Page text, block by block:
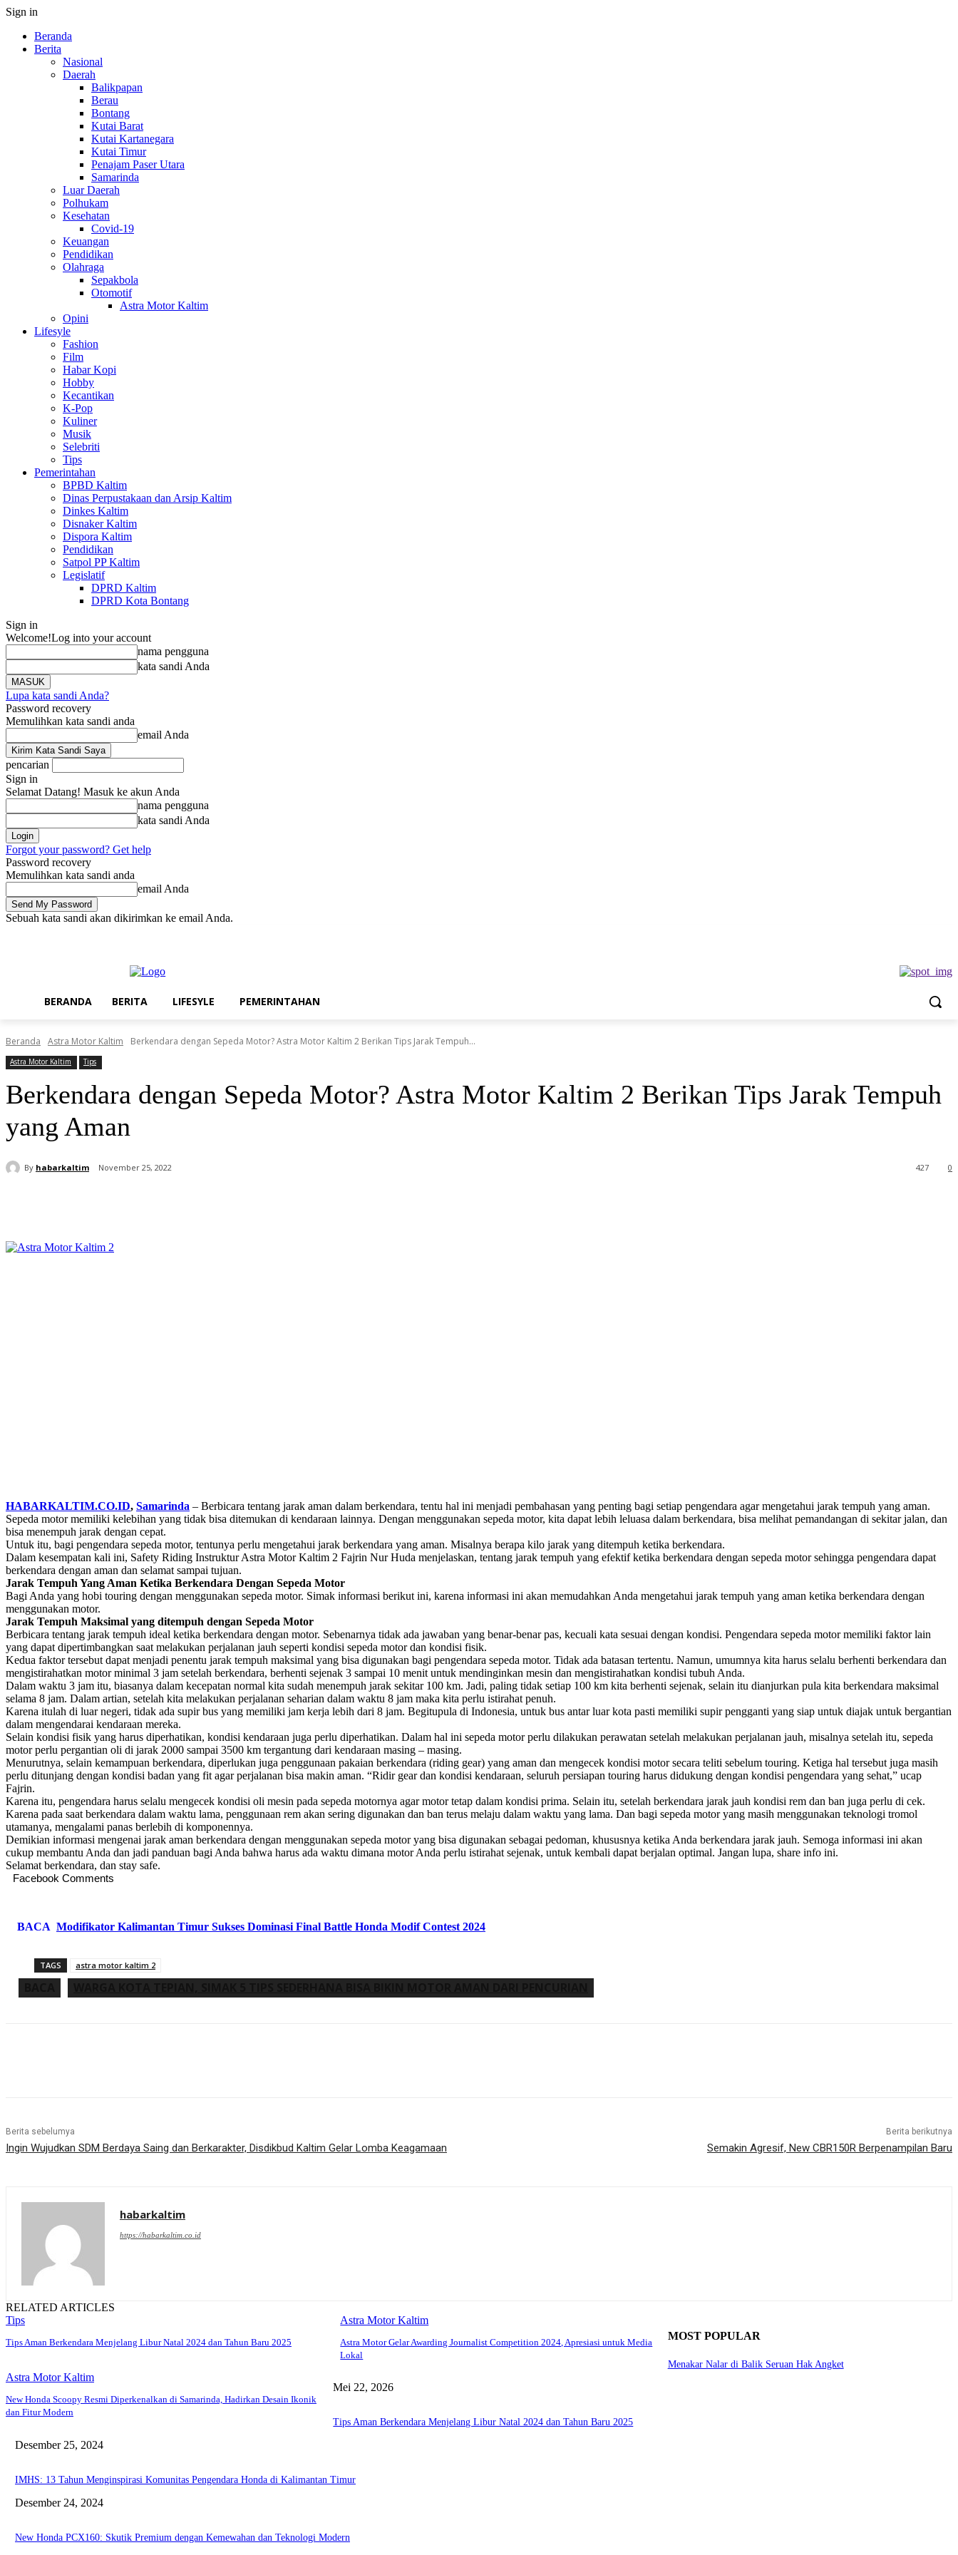
Sign in
Beranda
Berita
Nasional
Daerah
Balikpapan
Berau
Bontang
Kutai Barat
Kutai Kartanegara
Kutai Timur
Penajam Paser Utara
Samarinda
Luar Daerah
Polhukam
Kesehatan
Covid-19
Keuangan
Pendidikan
Olahraga
Sepakbola
Otomotif
Astra Motor Kaltim
Opini
Lifesyle
Fashion
Film
Habar Kopi
Hobby
Kecantikan
K-Pop
Kuliner
Musik
Selebriti
Tips
Pemerintahan
BPBD Kaltim
Dinas Perpustakaan dan Arsip Kaltim
Dinkes Kaltim
Disnaker Kaltim
Dispora Kaltim
Pendidikan
Satpol PP Kaltim
Legislatif
DPRD Kaltim
DPRD Kota Bontang
Sign in
Welcome!Log into your account
nama pengguna
kata sandi Anda
Lupa kata sandi Anda?
Password recovery
Memulihkan kata sandi anda
email Anda
pencarian
Sign in
Selamat Datang! Masuk ke akun Anda
nama pengguna
kata sandi Anda
Forgot your password? Get help
Password recovery
Memulihkan kata sandi anda
email Anda
Sebuah kata sandi akan dikirimkan ke email Anda.
BERANDA BERITA LIFESYLE PEMERINTAHAN
Beranda Astra Motor Kaltim Berkendara dengan Sepeda Motor? Astra Motor Kaltim 2 Berikan Tips Jarak Tempuh...
Astra Motor Kaltim Tips
Berkendara dengan Sepeda Motor? Astra Motor Kaltim 2 Berikan Tips Jarak Tempuh
yang Aman
By habarkaltim November 25, 2022 0
427
HABARKALTIM.CO.ID, Samarinda – Berbicara tentang jarak aman dalam berkendara, tentu hal ini menjadi pembahasan yang penting bagi setiap pengendara agar mengetahui jarak tempuh yang aman.
Sepeda motor memiliki kelebihan yang tidak bisa ditemukan di kendaraan lainnya. Dengan menggunakan sepeda motor, kita dapat lebih leluasa dalam berkendara, bisa melihat pemandangan di sekitar jalan, dan
bisa menempuh jarak dengan cepat.
Untuk itu, bagi pengendara sepeda motor, tentunya perlu mengetahui jarak berkendara yang aman. Misalnya berapa kilo jarak yang ditempuh ketika berkendara.
Dalam kesempatan kali ini, Safety Riding Instruktur Astra Motor Kaltim 2 Fajrin Nur Huda menjelaskan, tentang jarak tempuh yang efektif ketika berkendara dengan sepeda motor sehingga pengendara dapat
berkendara dengan aman dan selamat sampai tujuan.
Jarak Tempuh Yang Aman Ketika Berkendara Dengan Sepeda Motor
Bagi Anda yang hobi touring dengan menggunakan sepeda motor. Simak informasi berikut ini, karena informasi ini akan memudahkan Anda mengetahui jarak tempuh yang aman ketika berkendara dengan
menggunakan motor.
Jarak Tempuh Maksimal yang ditempuh dengan Sepeda Motor
Berbicara tentang jarak tempuh ideal ketika berkendara dengan motor. Sebenarnya tidak ada jawaban yang benar-benar pas, kecuali kata sesuai dengan kondisi. Pengendara sepeda motor memiliki faktor lain
yang dapat dipertimbangkan saat melakukan perjalanan jauh seperti kondisi sepeda motor dan kondisi fisik.
Kedua faktor tersebut dapat menjadi penentu jarak tempuh maksimal yang bisa digunakan bagi pengendara sepeda motor. Tidak ada batasan tertentu. Namun, umumnya kita harus selalu berhenti berkendara dan
mengistirahatkan motor minimal 3 jam setelah berkendara, berhenti sejenak 3 sampai 10 menit untuk mendinginkan mesin dan mengistirahatkan kondisi tubuh Anda.
Dalam waktu 3 jam itu, biasanya dalam kecepatan normal kita sudah menempuh jarak sekitar 100 km. Jadi, paling tidak setiap 100 km kita berhenti sejenak, selain itu dianjurkan pula kita berkendara maksimal
selama 8 jam. Dalam artian, setelah kita melakukan perjalanan seharian dalam waktu 8 jam maka kita perlu istirahat penuh.
Karena itulah di luar negeri, tidak ada supir bus yang memiliki jam kerja lebih dari 8 jam. Begitupula di Indonesia, untuk bus antar luar kota pasti memiliki supir pengganti yang siap untuk diajak untuk bergantian
dalam mengendarai kendaraan mereka.
Selain kondisi fisik yang harus diperhatikan, kondisi kendaraan juga perlu diperhatikan. Dalam hal ini sepeda motor perlu dilakukan perawatan setelah melakukan perjalanan jauh, misalnya setelah itu, sepeda
motor perlu pergantian oli di jarak 2000 sampai 3500 km tergantung dari kendaraan masing – masing.
Menurutnya, selain kemampuan berkendara, diperlukan juga penggunaan pakaian berkendara (riding gear) yang aman dan mengecek kondisi motor secara teliti sebelum touring. Ketiga hal tersebut juga masih
perlu ditunjang dengan kondisi badan yang fit agar perjalanan bisa makin aman. “Ridir gear dan kondisi kendaraan, seluruh persiapan touring harus didukung dengan kondisi pengendara yang sehat,” ucap
Fajrin.
Karena itu, pengendara harus selalu mengecek kondisi oli mesin pada sepeda motornya agar motor tetap dalam kondisi prima. Selain itu, setelah berkendara jarak jauh kondisi rem dan ban juga perlu di cek.
Karena pada saat berkendara dalam waktu lama, penggunaan rem akan sering digunakan dan ban terus melaju dalam waktu yang lama. Dan bagi sepeda motor yang masih menggunakan teknologi tromol
utamanya, mengalami panas berlebih di komponennya.
Demikian informasi mengenai jarak aman berkendara dengan menggunakan sepeda motor yang bisa digunakan sebagai pedoman, khususnya ketika Anda berkendara jarak jauh. Semoga informasi ini akan
cukup membantu Anda dan jadi panduan bagi Anda bahwa harus ada waktu dimana motor Anda perlu istirahat sejenak, untuk kembali dapat berjalan optimal. Jangan lupa, share info ini.
Selamat berkendara, dan stay safe.
Facebook Comments
BACA Modifikator Kalimantan Timur Sukses Dominasi Final Battle Honda Modif Contest 2024
TAGS astra motor kaltim 2
Berita sebelumya
Ingin Wujudkan SDM Berdaya Saing dan Berkarakter, Disdikbud Kaltim Gelar Lomba Keagamaan
Berita berikutnya
Semakin Agresif, New CBR150R Berpenampilan Baru
habarkaltim
https://habarkaltim.co.id
RELATED ARTICLES
Tips
Tips Aman Berkendara Menjelang Libur Natal 2024 dan Tahun Baru 2025
Astra Motor Kaltim
Astra Motor Gelar Awarding Journalist Competition 2024, Apresiasi untuk Media
Lokal
Astra Motor Kaltim
New Honda Scoopy Resmi Diperkenalkan di Samarinda, Hadirkan Desain Ikonik
dan Fitur Modern
MOST POPULAR
Menakar Nalar di Balik Seruan Hak Angket
Mei 22, 2026
Tips Aman Berkendara Menjelang Libur Natal 2024 dan Tahun Baru 2025
Desember 25, 2024
IMHS: 13 Tahun Menginspirasi Komunitas Pengendara Honda di Kalimantan Timur
Desember 24, 2024
New Honda PCX160: Skutik Premium dengan Kemewahan dan Teknologi Modern